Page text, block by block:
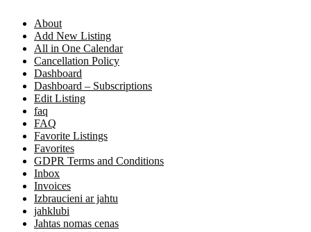
About
Add New Listing
All in One Calendar
Cancellation Policy
Dashboard
Dashboard – Subscriptions
Edit Listing
faq
FAQ
Favorite Listings
Favorites
GDPR Terms and Conditions
Inbox
Invoices
Izbraucieni ar jahtu
jahklubi
Jahtas nomas cenas